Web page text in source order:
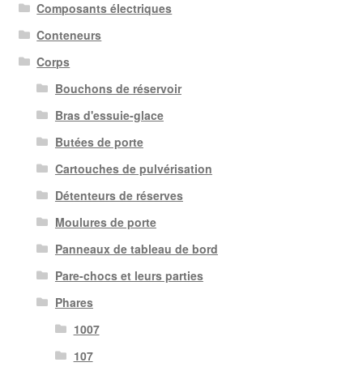
Composants électriques
Conteneurs
Corps
Bouchons de réservoir
Bras d'essuie-glace
Butées de porte
Cartouches de pulvérisation
Détenteurs de réserves
Moulures de porte
Panneaux de tableau de bord
Pare-chocs et leurs parties
Phares
1007
107